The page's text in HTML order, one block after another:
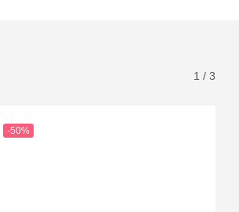
1 / 3
-50%